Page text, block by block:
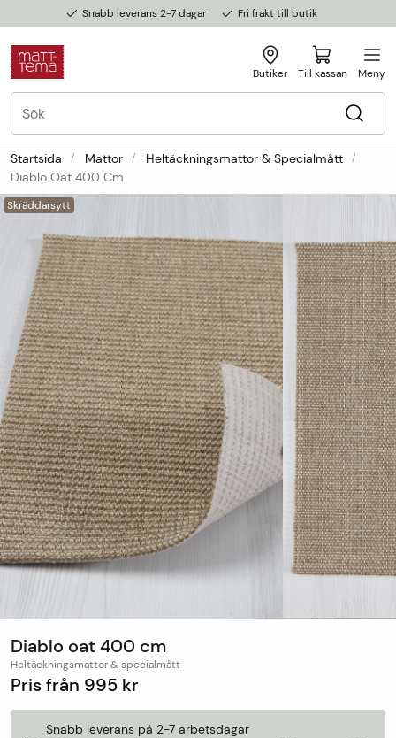
Snabb leverans 2-7 dagar Fri frakt till butik
Butiker Till kassan Meny
Startsida Mattor
Heltäckningsmattor & Specialmått
Diablo Oat 400 Cm
Skräddarsytt
Diablo oat 400 cm
Heltäckningsmattor & specialmått
Pris från 995 kr
Snabb leverans på 2-7 arbetsdagar